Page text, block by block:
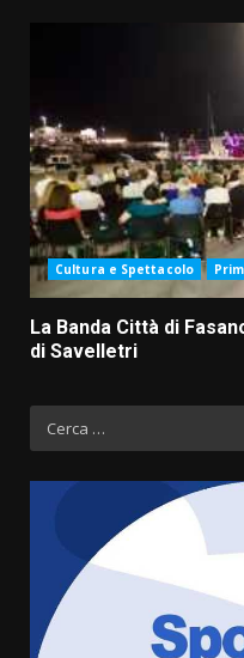
Cultura e Spettacolo
La Banda Città di
di Savelletri
Ricerca
per: